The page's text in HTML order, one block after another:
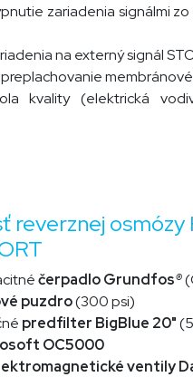
zariadenia signálmi
na externý signál
kvality (elektrická
reverznej osmózy
čerpadlo Grundfos®
puzdro(300 psi)
predfilter BigBlue 20"
OC5000
ventily